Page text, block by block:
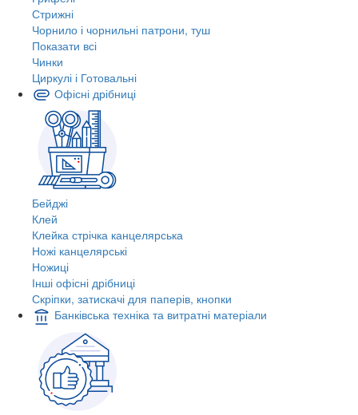
Стрижні
Чорнило і чорнильні патрони, туш
Показати всі
Чинки
Циркулі і Готовальні
Офісні дрібниці
Бейджі
Клей
Клейка стрічка канцелярська
Ножі канцелярські
Ножиці
Інші офісні дрібниці
Скріпки, затискачі для паперів, кнопки
Банківська техніка та витратні матеріали